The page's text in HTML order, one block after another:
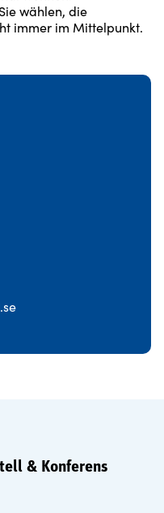
wählen, die
immer im Mittelpunkt.
& Konferens